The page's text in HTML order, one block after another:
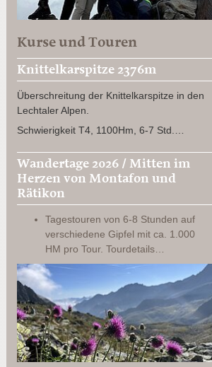
Kurse und Touren
Knittelkarspitze 2376m
Überschreitung der Knittelkarspitze in den
Lechtaler Alpen.
Schwierigkeit T4, 1100Hm, 6-7 Std.…
Wandertage 2026 / Mitten im
Herzen von Montafon und
Rätikon
Tagestouren von 6-8 Stunden auf
verschiedene Gipfel mit ca. 1.000
HM pro Tour. Tourdetails…